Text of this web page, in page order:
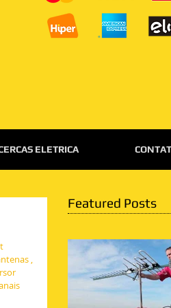
ELETRICA
,
Featured Posts